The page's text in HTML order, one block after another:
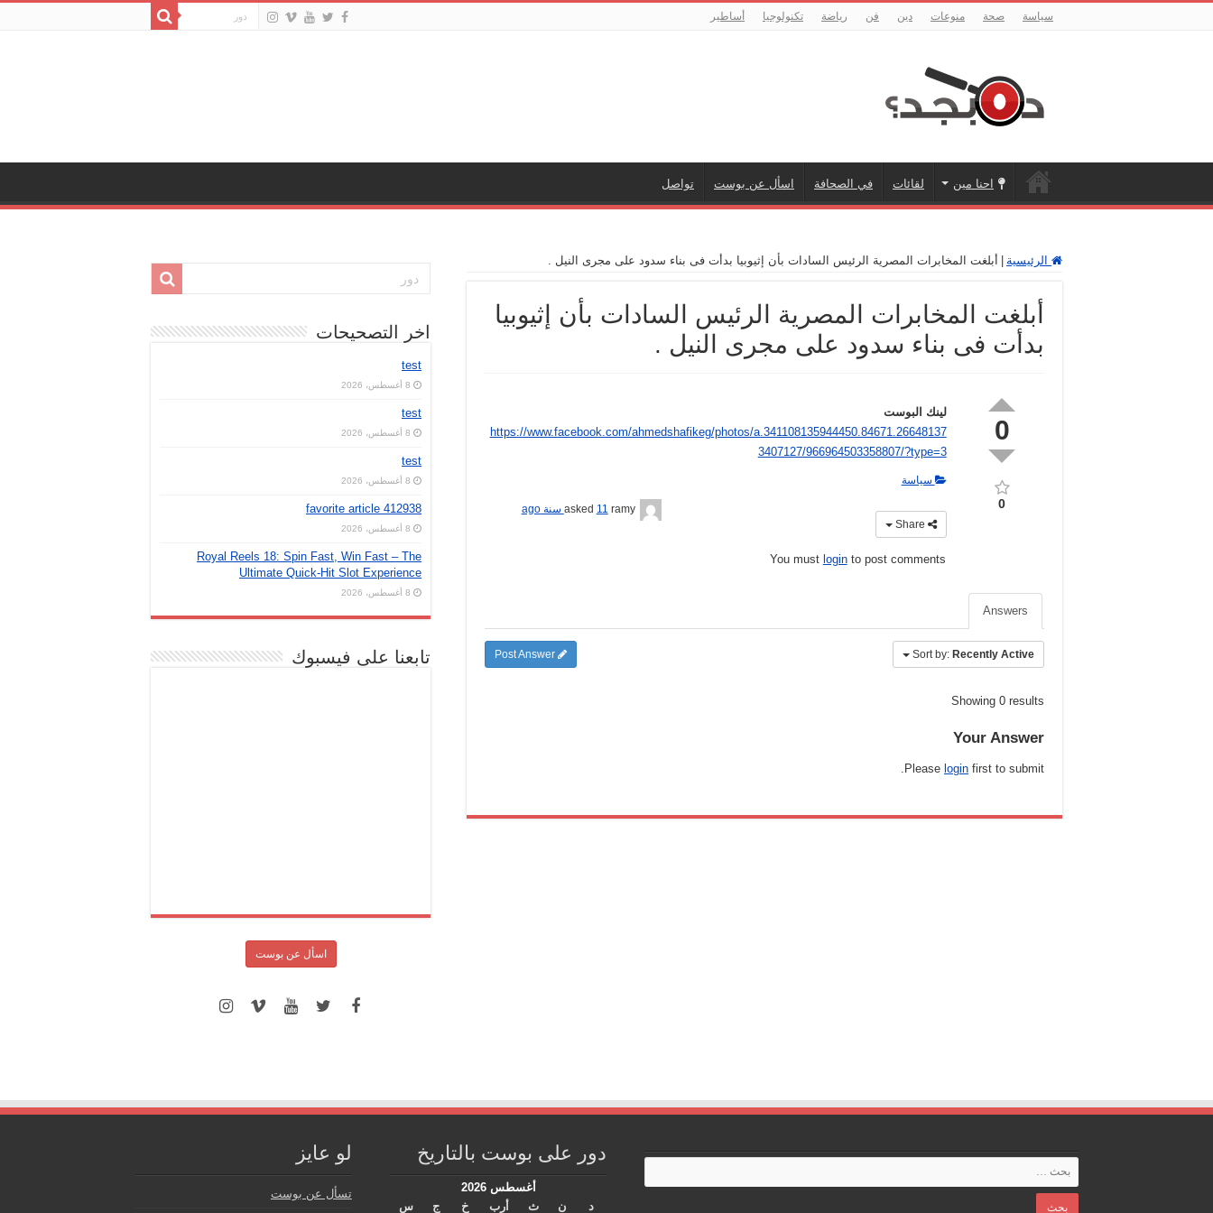
سياسة صحة منوعات دين فن رياضة تكنولوجيا أساطير
احنا مين لقائات في الصحافة اسأل عن بوست تواصل
الرئيسية أبلغت المخابرات المصرية الرئيس السادات بأن إثيوبيا بدأت فى بناء سدود على مجرى النيل .
أبلغت المخابرات المصرية الرئيس السادات بأن إثيوبيا
بدأت فى بناء سدود على مجرى النيل .
0
0
لينك البوست
https://www.facebook.com/ahmedshafikeg/photos/a.341108135944450.84671.26648137
3407127/966964503358807/?type=3
سياسة
ramy 11 سنة ago
You must loginto post comments
Answers
Sort by: Recently Active
Showing 0 results
Your Answer
Please login first to submit.
اخر التصحيحات
test
8 أغسطس، 2026
test
8 أغسطس، 2026
test
8 أغسطس، 2026
favorite article 412938
8 أغسطس، 2026
Royal Reels 18: Spin Fast, Win Fast – The
Ultimate Quick‑Hit Slot Experience
8 أغسطس، 2026
تابعنا على فيسبوك
اسأل عن بوست
دور على بوست بالتاريخ
أغسطس 2026
د
ن ث أرب خ ج س
لو عايز
تسأل عن بوست